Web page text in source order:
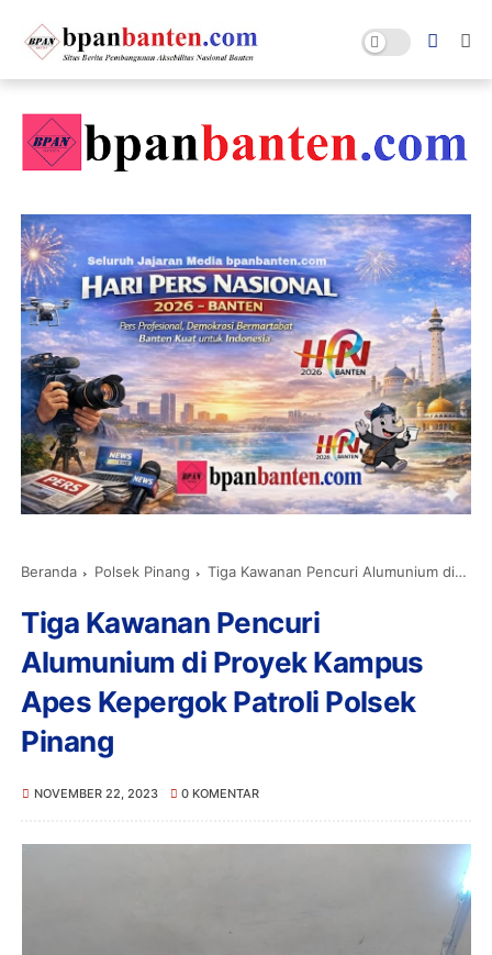
Beranda Polsek Pinang Tiga Kawanan Pencuri Alumunium di Proyek Kampus Apes Kepergok Patroli Polsek Pinang
Tiga Kawanan Pencuri
Alumunium di Proyek Kampus
Apes Kepergok Patroli Polsek
Pinang
NOVEMBER 22, 2023 0 KOMENTAR